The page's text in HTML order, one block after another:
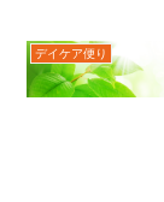
デイケア便り